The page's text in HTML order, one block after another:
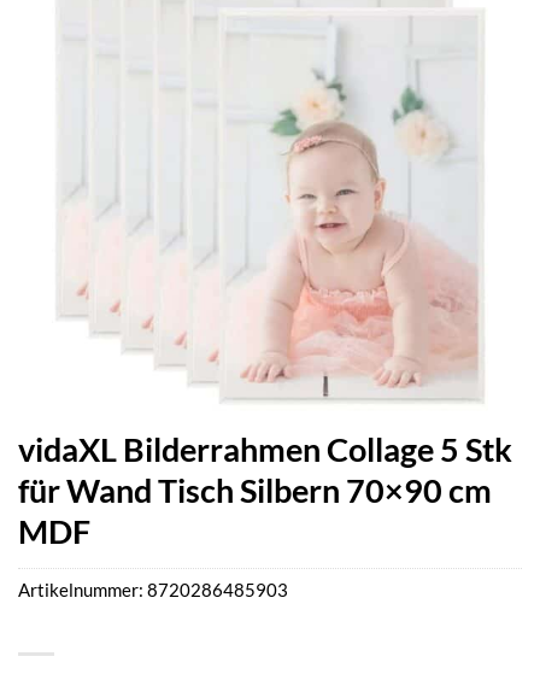
vidaXL Bilderrahmen Collage 5 Stk
für Wand Tisch Silbern 70×90 cm
MDF
Artikelnummer: 8720286485903